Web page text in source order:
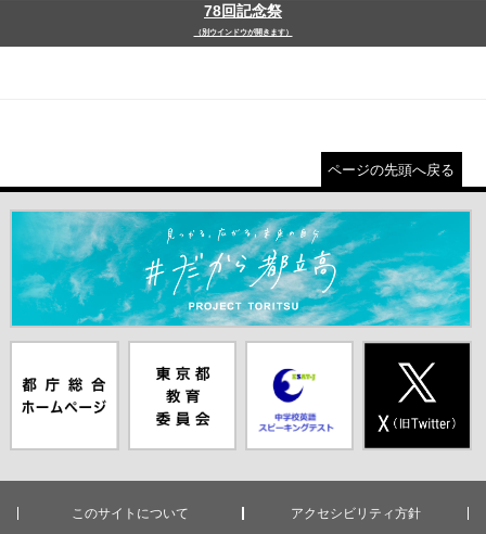
78回記念祭
（別ウインドウが開きます）
ページの先頭へ戻る
＃だから都立高（別ウインドウが開きます）
ムページ（別
ウインドウが
員会（別ウイ
ンドウが開き
ピーキングテ
スト（別ウイ
ンドウが開き
（別ウインド
ウが開きま
す）
このサイトについて アクセシビリティ方針